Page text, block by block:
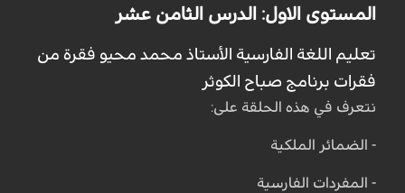
المستوى الاول: الدرس الثامن عشر
تعليم اللغة الفارسية الأستاذ محمد محيو فقرة من
فقرات برنامج صباح الكوثر
نتعرف في هذه الحلقة على:
- الضمائر الملكية
- المفردات الفارسية